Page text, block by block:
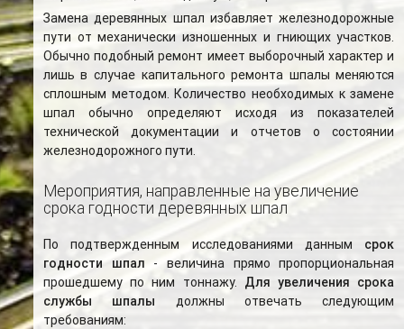
Замена деревянных шпал избавляет железнодорожные
пути от механически изношенных и гниющих участков.
Обычно подобный ремонт имеет выборочный характер и
лишь в случае капитального ремонта шпалы меняются
сплошным методом. Количество необходимых к замене
шпал обычно определяют исходя из показателей
технической документации и отчетов о состоянии
железнодорожного пути.
Мероприятия, направленные на увеличение
срока годности деревянных шпал
По подтвержденным исследованиями данным срок
годности шпал - величина прямо пропорциональная
прошедшему по ним тоннажу. Для увеличения срока
службы шпалы должны отвечать следующим
требованиям: